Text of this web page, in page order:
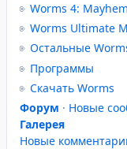
Worms 4: Mayhem
Worms Ultimate
Остальные
Программы
Скачать Worms
Форум · Новые
Галерея
Новые